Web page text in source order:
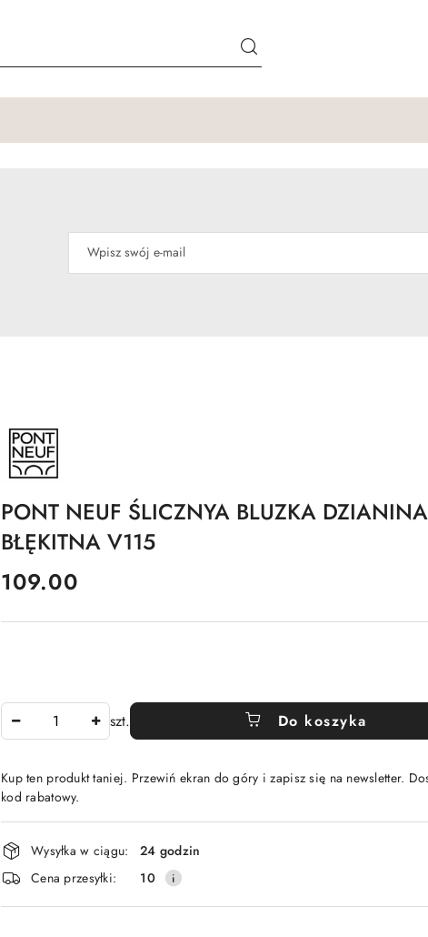
NAZWA
PRODUCENTA:
PONT
NEUF
PONT NEUF ŚLICZNYA BLUZKA DZIANINA
BŁĘKITNA V115
cena:
109.00
szt. Do koszyka
Kup ten produkt taniej. Przewiń ekran do góry i zapisz się na newsletter.
kod rabatowy.
Dostępność
i
dostawa
Wysyłka w ciągu:
24 godzin
Cena przesyłki:
10